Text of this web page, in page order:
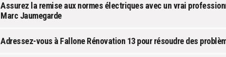
Assurez la remise aux normes électriques avec un vrai
Marc Jaumegarde
Adressez-vous à Fallone Rénovation 13 pour résoudre des